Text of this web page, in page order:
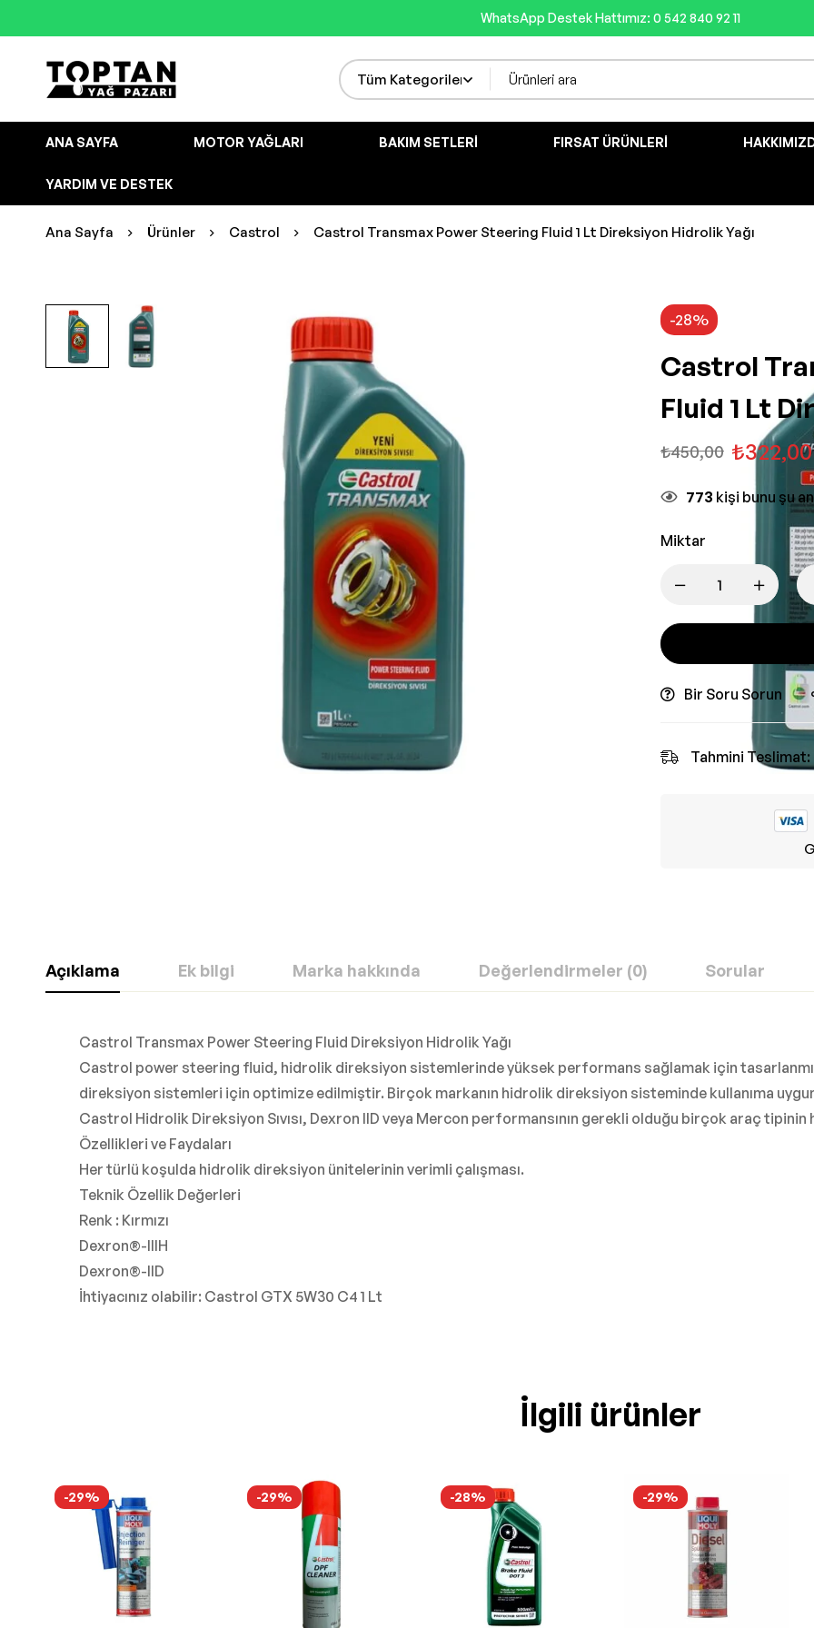
WhatsApp Destek Hattımız: 0 542 840 92 11
ANA SAYFA MOTOR YAĞLARI BAKIM SETLERI FIRSAT ÜRÜNLERI
YARDIM VE DESTEK
Ana Sayfa Ürünler Castrol Castrol Transmax Power Steering Fluid 1 Lt Direksiyon Hidrolik Yağı
-28%
Castrol
Fluid 1 Lt
₺450,00 ₺322,00
773 kişi bunu şu
Miktar
Bir Soru Sorun
Tahmini Teslimat:
Açıklama Ek bilgi Marka hakkında Değerlendirmeler (0) Sorular
Castrol Transmax Power Steering Fluid Direksiyon Hidrolik Yağı
Castrol power steering fluid, hidrolik direksiyon sistemlerinde yüksek performans sağlamak için
direksiyon sistemleri için optimize edilmiştir. Birçok markanın hidrolik direksiyon sisteminde kullanıma
Castrol Hidrolik Direksiyon Sıvısı, Dexron IID veya Mercon performansının gerekli olduğu birçok araç
Özellikleri ve Faydaları
Her türlü koşulda hidrolik direksiyon ünitelerinin verimli çalışması.
Teknik Özellik Değerleri
Renk : Kırmızı
Dexron®-IIIH
Dexron®-IID
İhtiyacınız olabilir: Castrol GTX 5W30 C4 1 Lt
İlgili ürünler
-29% -29% -28% -29%